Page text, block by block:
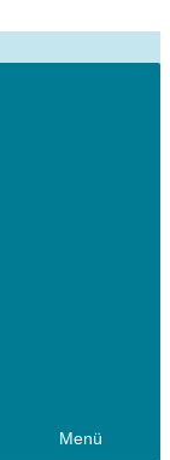
Menü